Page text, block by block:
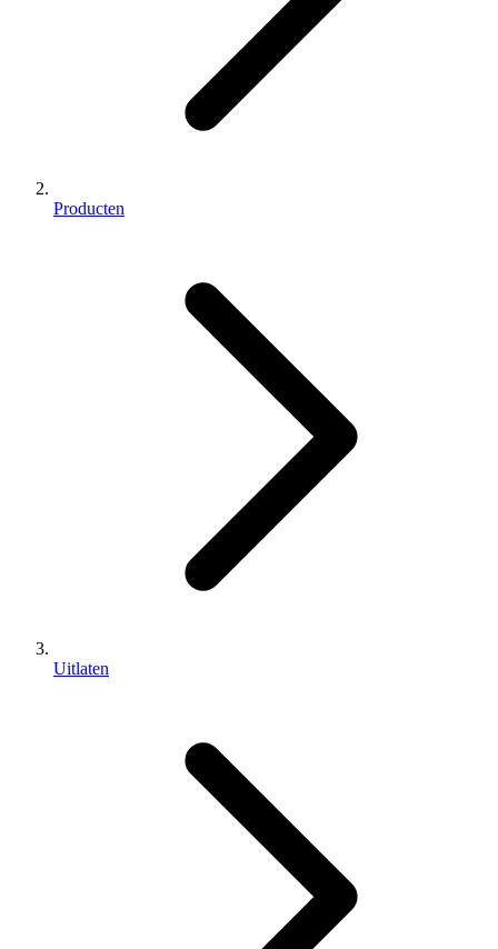
Producten
Uitlaten